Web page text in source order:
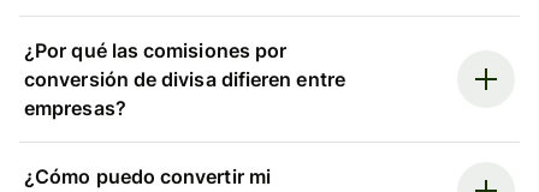
¿Por qué las comisiones por
conversión de divisa difieren entre
empresas?
¿Cómo puedo convertir mi